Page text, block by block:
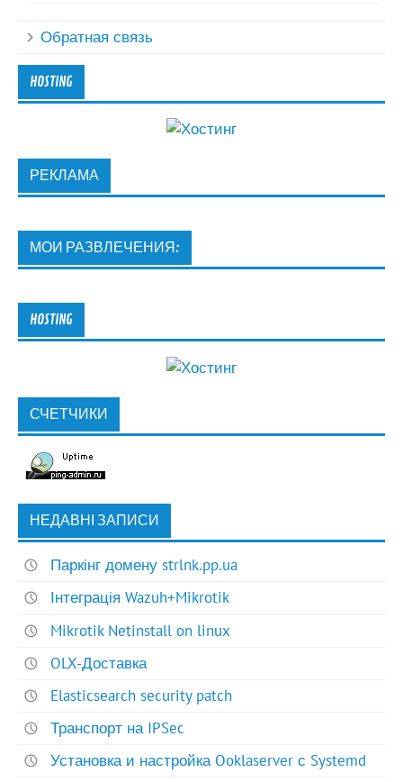
Обратная связь
HOSTING
РЕКЛАМА
МОИ РАЗВЛЕЧЕНИЯ:
HOSTING
СЧЕТЧИКИ
НЕДАВНІ ЗАПИСИ
Паркінг домену strlnk.pp.ua
Інтеграція Wazuh+Mikrotik
Mikrotik Netinstall on linux
OLX-Доставка
Elasticsearch security patch
Транспорт на IPSec
Установка и настройка Ooklaserver с Systemd